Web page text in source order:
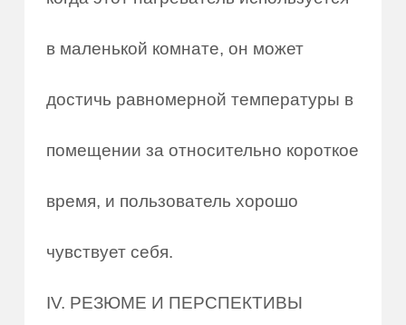
в маленькой комнате, он может
достичь равномерной температуры в
помещении за относительно короткое
время, и пользователь хорошо
чувствует себя.
IV. РЕЗЮМЕ И ПЕРСПЕКТИВЫ